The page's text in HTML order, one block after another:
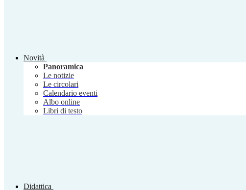
Novità
Panoramica
Le notizie
Le circolari
Calendario eventi
Albo online
Libri di testo
Didattica